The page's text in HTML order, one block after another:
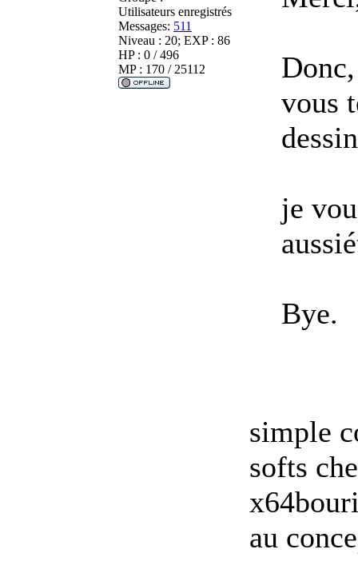
Utilisateurs enregistrés
Messages: 511
Niveau : 20; EXP : 86
HP : 0 / 496
MP : 170 / 25112
vous
je
Bye.
simple
softs
au